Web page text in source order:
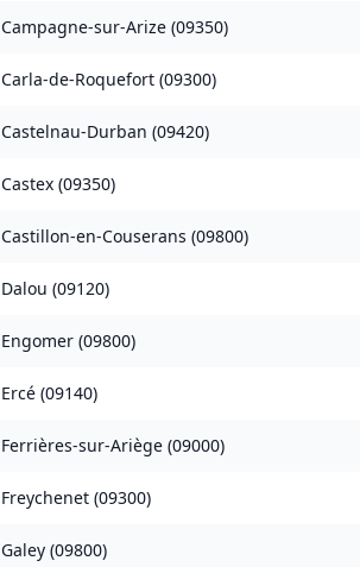
Campagne-sur-Arize (09350)
Carla-de-Roquefort (09300)
Castelnau-Durban (09420)
Castex (09350)
Castillon-en-Couserans (09800)
Dalou (09120)
Engomer (09800)
Ercé (09140)
Ferrières-sur-Ariège (09000)
Freychenet (09300)
Galey (09800)